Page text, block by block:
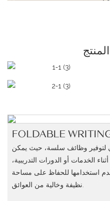
FOLDABLE
لتوفير وظائف سلسة، حيث يمكن
الخدمات أو الدورات التدريبية،
استخدامها للحفاظ على مساحة
نظيفة وخالية من العوائق.